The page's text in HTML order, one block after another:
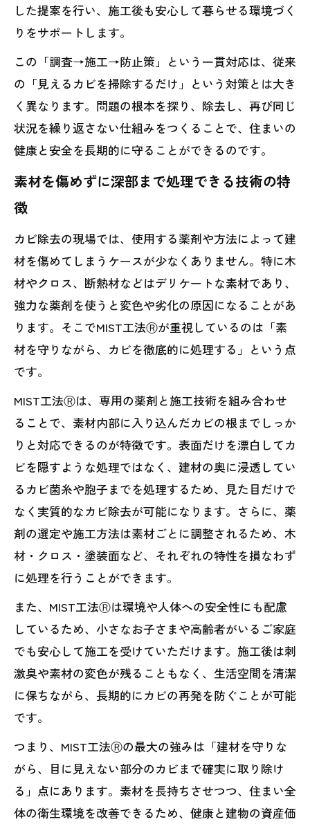
した提案を行い、施工後も安心して暮らせる環境づく
りをサポートします。
この「調査→施工→防止策」という一貫対応は、従来
の「見えるカビを掃除するだけ」という対策とは大き
く異なります。問題の根本を探り、除去し、再び同じ
状況を繰り返さない仕組みをつくることで、住まいの
健康と安全を長期的に守ることができるのです。
素材を傷めずに深部まで処理できる技術の特
徴
カビ除去の現場では、使用する薬剤や方法によって建
材を傷めてしまうケースが少なくありません。特に木
材やクロス、断熱材などはデリケートな素材であり、
強力な薬剤を使うと変色や劣化の原因になることがあ
ります。そこでMIST工法Ⓡが重視しているのは「素
材を守りながら、カビを徹底的に処理する」という点
です。
MIST工法Ⓡは、専用の薬剤と施工技術を組み合わせ
ることで、素材内部に入り込んだカビの根までしっか
りと対応できるのが特徴です。表面だけを漂白してカ
ビを隠すような処理ではなく、建材の奥に浸透してい
るカビ菌糸や胞子までを処理するため、見た目だけで
なく実質的なカビ除去が可能になります。さらに、薬
剤の選定や施工方法は素材ごとに調整されるため、木
材・クロス・塗装面など、それぞれの特性を損なわず
に処理を行うことができます。
また、MIST工法Ⓡは環境や人体への安全性にも配慮
しているため、小さなお子さまや高齢者がいるご家庭
でも安心して施工を受けていただけます。施工後は刺
激臭や素材の変色が残ることもなく、生活空間を清潔
に保ちながら、長期的にカビの再発を防ぐことが可能
です。
つまり、MIST工法Ⓡの最大の強みは「建材を守りな
がら、目に見えない部分のカビまで確実に取り除け
る」点にあります。素材を長持ちさせつつ、住まい全
体の衛生環境を改善できるため、健康と建物の資産価